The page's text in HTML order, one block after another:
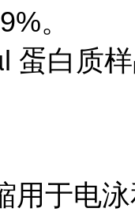
。
蛋白质
用于电